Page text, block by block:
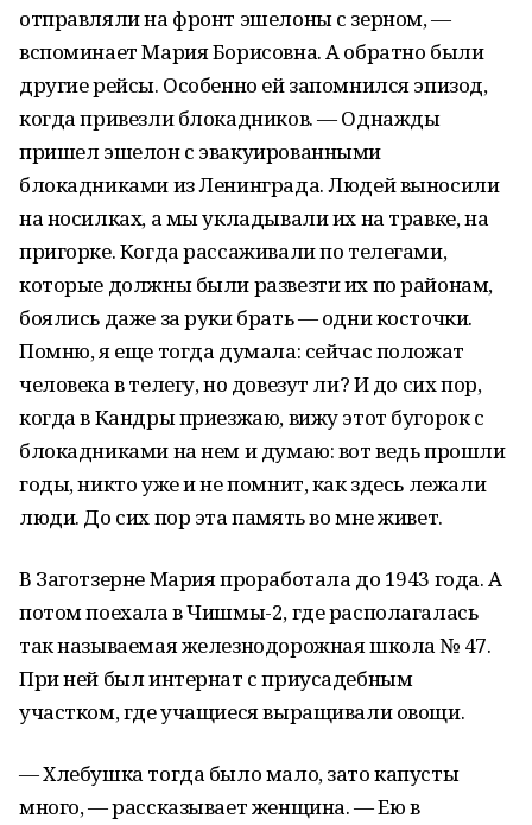
отправляли на фронт эшелоны с зерном, —
вспоминает Мария Борисовна. А обратно были
другие рейсы. Особенно ей запомнился эпизод,
когда привезли блокадников. — Однажды
пришел эшелон с эвакуированными
блокадниками из Ленинграда. Людей выносили
на носилках, а мы укладывали их на травке, на
пригорке. Когда рассаживали по телегами,
которые должны были развезти их по районам,
боялись даже за руки брать — одни косточки.
Помню, я еще тогда думала: сейчас положат
человека в телегу, но довезут ли? И до сих пор,
когда в Кандры приезжаю, вижу этот бугорок с
блокадниками на нем и думаю: вот ведь прошли
годы, никто уже и не помнит, как здесь лежали
люди. До сих пор эта память во мне живет.
В Заготзерне Мария проработала до 1943 года. А
потом поехала в Чишмы-2, где располагалась
так называемая железнодорожная школа № 47.
При ней был интернат с приусадебным
участком, где учащиеся выращивали овощи.
— Хлебушка тогда было мало, зато капусты
много, — рассказывает женщина. — Ею в